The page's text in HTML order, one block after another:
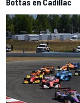
Bottas en Cadillac